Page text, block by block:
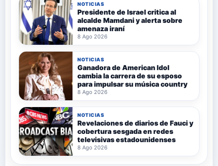
NOTICIAS
Presidente de Israel critica al
alcalde Mamdani y alerta sobre
amenaza iraní
8 Ago 2026
NOTICIAS
Ganadora de American Idol
cambia la carrera de su esposo
para impulsar su música country
8 Ago 2026
NOTICIAS
Revelaciones de diarios de Fauci y
cobertura sesgada en redes
televisivas estadounidenses
8 Ago 2026